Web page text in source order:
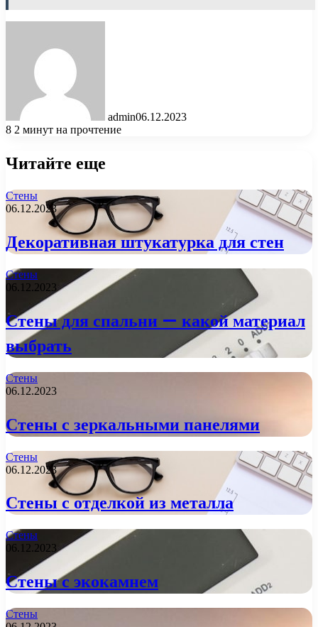
admin06.12.2023
8 2 минут на прочтение
Читайте еще
Стены
06.12.2023
Декоративная штукатурка для стен
Стены
06.12.2023
Стены для спальни — какой материал
выбрать
Стены
06.12.2023
Стены с зеркальными панелями
Стены
06.12.2023
Стены с отделкой из металла
Стены
06.12.2023
Стены с экокамнем
Стены